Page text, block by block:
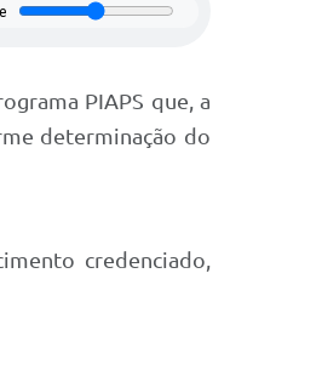
PIAPS que, a
determinação do
credenciado,